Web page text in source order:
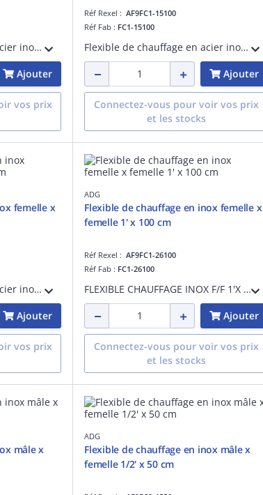
Flexible de chauffage en acier inoxydable - PN 10 - fourni avec une patte d'accroche - femelle x femelle coudé 1' - longueur de 50 cm
Ajouter
vos prix
Réf Rexel : AF9FC1-15100
Réf Fab : FC1-15100
Flexible de chauffage en acier inoxydable - PN 10 - fourni avec une patte d'accroche - femelle x femelle 1/2' - longueur de 100 cm
Ajouter
Connectez-vous pour voir vos prix
et les stocks
femelle x
Flexible de chauffage en acier inoxydable - PN 10 - fourni avec une patte d'accroche - femelle x femelle 1' - longueur de 30 cm
Ajouter
vos prix
ADG
Flexible de chauffage en inox femelle x
femelle 1' x 100 cm
Réf Rexel : AF9FC1-26100
Réf Fab : FC1-26100
FLEXIBLE CHAUFFAGE INOX F/F 1'X 100 CM
Ajouter
Connectez-vous pour voir vos prix
et les stocks
mâle x
ADG
Flexible de chauffage en inox mâle x
femelle 1/2' x 50 cm